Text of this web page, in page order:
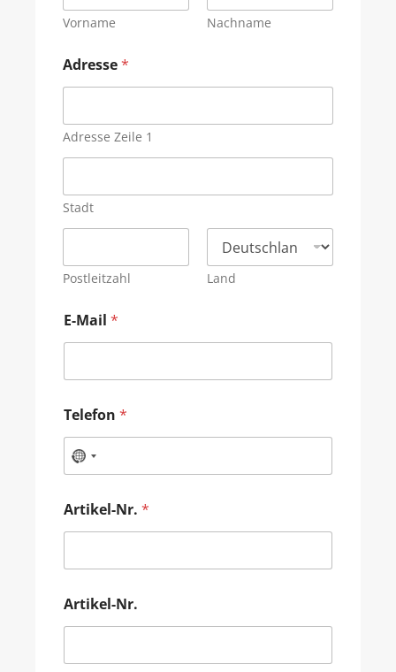
Vorname Nachname
Adresse*
Adresse Zeile 1
Stadt
Postleitzahl Land
E-Mail *
Telefon *
Artikel-Nr. *
Artikel-Nr.